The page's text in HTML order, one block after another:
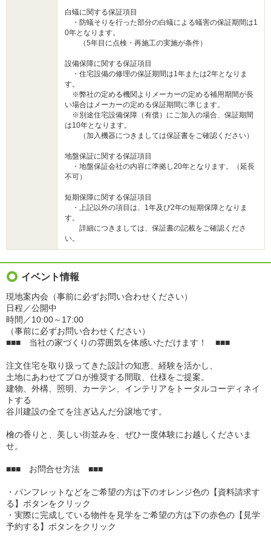
白蟻に関する保証項目
・防蟻そりを行った部分の白蟻による蟻害の保証期間は1
0年となります。
（5年目に点検・再施工の実施が条件）
設備保障に関する保証項目
・住宅設備の修理の保証期間は1年または2年となりま
す。
※弊社の定める機関よりメーカーの定める補用期間が長
い場合はメーカーの定める保証期間に準じます。
※別途住宅設備保障（有償）にご加入の場合、保証期間
は10年となります。
（加入機器につきましては保証書をご確認ください）
地盤保証に関する保証項目
・地盤保証会社の内容に準拠し20年となります。（延長
不可）
短期保障に関する保証項目
・上記以外の項目は、1年及び2年の短期保障となりま
す。
詳細につきましては、保証書の記載をご確認くださ
い。
イベント情報
現地案内会（事前に必ずお問い合わせください）
日程／公開中
時間／10:00～17:00
（事前に必ずお問い合わせください）
■■■ 当社の家づくりの雰囲気を体感いただけます！ ■■■
注文住宅を取り扱ってきた設計の知恵、経験を活かし、
土地にあわせてプロが推奨する間取、仕様をご提案。
建物、外構、照明、カーテン、インテリアをトータルコーディネイ
トする
谷川建設の全てを注ぎ込んだ分譲地です。
檜の香りと、美しい街並みを、ぜひ一度体験にお越しくださいま
せ。
■■■ お問合せ方法 ■■■
・パンフレットなどをご希望の方は下のオレンジ色の【資料請求す
る】ボタンをクリック
・実際に完成している物件を見学をご希望の方は下の赤色の【見学
予約する】ボタンをクリック